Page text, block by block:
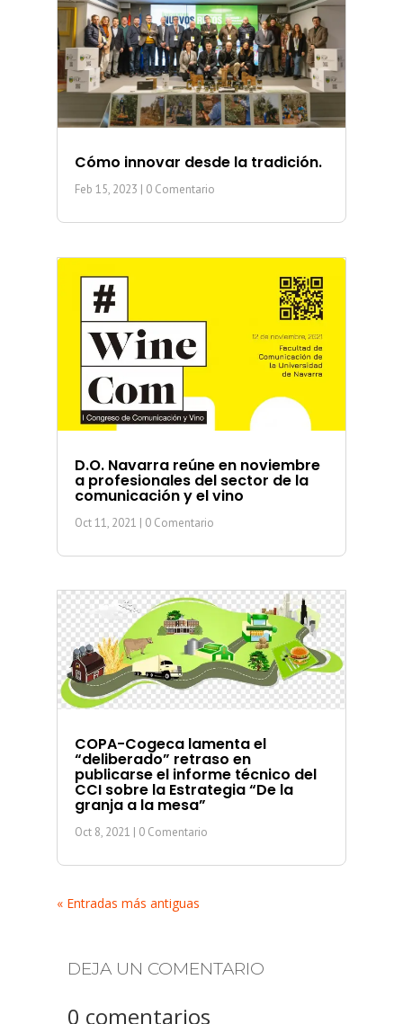
Cómo innovar desde la tradición.
Feb 15, 2023 | 0 Comentario
D.O. Navarra reúne en noviembre
a profesionales del sector de la
comunicación y el vino
Oct 11, 2021 | 0 Comentario
COPA-Cogeca lamenta el
“deliberado” retraso en
publicarse el informe técnico del
CCI sobre la Estrategia “De la
granja a la mesa”
Oct 8, 2021 | 0 Comentario
« Entradas más antiguas
DEJA UN COMENTARIO
0 comentarios